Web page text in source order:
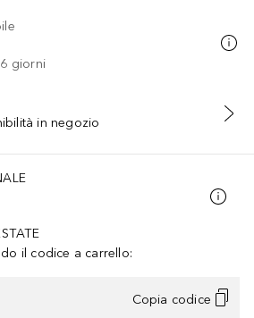
giorni
AL CARRELLO
in negozio
il codice a carrello:
Copia codice